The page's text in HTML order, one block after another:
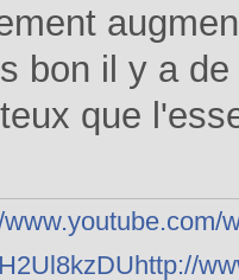
bon il y a
que